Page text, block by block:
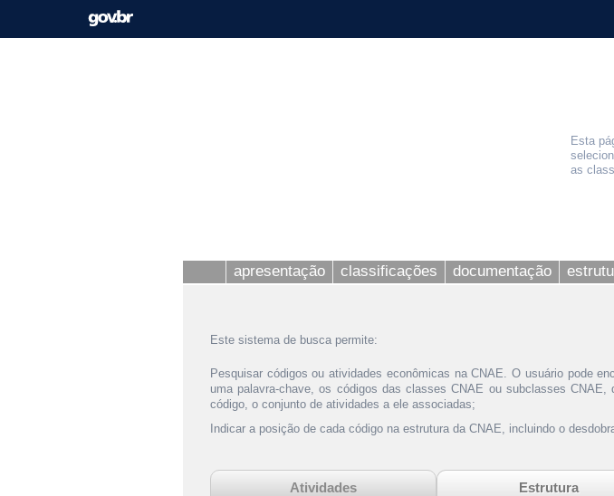
Esta
as
apresentação classificações documentação
Este sistema de busca permite:
Pesquisar códigos ou atividades econômicas na CNAE. O usuário pode
uma palavra-chave, os códigos das classes CNAE ou subclasses
código, o conjunto de atividades a ele associadas;
Indicar a posição de cada código na estrutura da CNAE, incluindo o
Atividades Estrutura